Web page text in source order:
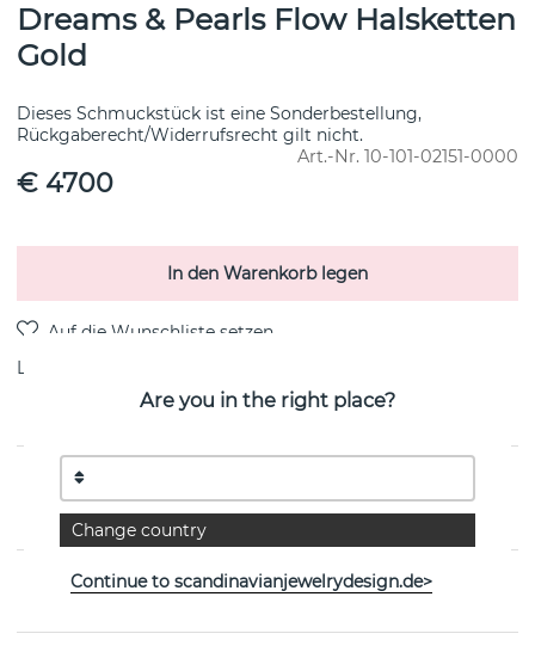
Dreams & Pearls Flow Halsketten
Gold
Dieses Schmuckstück ist eine Sonderbestellung,
Rückgaberecht/Widerrufsrecht gilt nicht.
Art.-Nr. 10-101-02151-0000
€ 4700
In den Warenkorb legen
Lieferung:
PRODUKTBESCHREIBUNG
von der schwedischen Marke Efva Attling
EIGENSCHAFTEN
Are you in the right place?
Change country
Continue to scandinavianjewelrydesign.de>